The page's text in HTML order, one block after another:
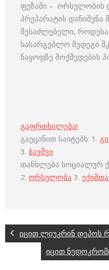
ფეზამი – ორსულობის
პრეპარატის დანიშვნა
შესაძლებელი,
სასარგებლო შედეგი
ნაყოფზე მოქმედების
გაფრთხილება!
გაეცანით საიტებს: 1.
3. ბავშვი
თანხლება სოციალურ
2. ორსულობა 3.
იცით ლიუკრინ დეპოს
იცით